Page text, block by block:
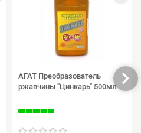
АГАТ Преобразователь
ржавчины "Цинкарь" 500мл